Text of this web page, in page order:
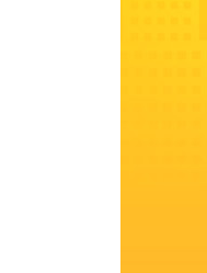
Part4.
1. 글로벌
한 치 앞
2. 서울 주
슈퍼스타